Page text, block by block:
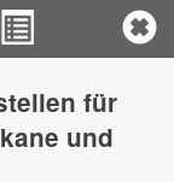
für
und